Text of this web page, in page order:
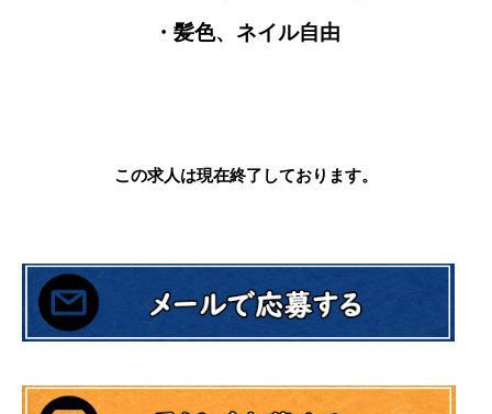
・髪色、ネイル自由
この求人は現在終了 しております。